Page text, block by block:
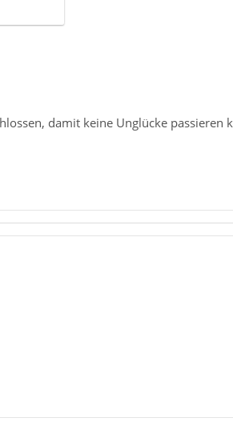
damit keine Unglücke passieren